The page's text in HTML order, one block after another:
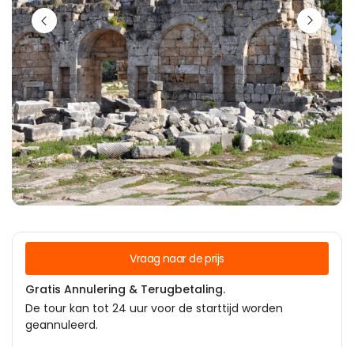
Vraag naar de prijs
Gratis Annulering & Terugbetaling.
De tour kan tot 24 uur voor de starttijd worden
geannuleerd.